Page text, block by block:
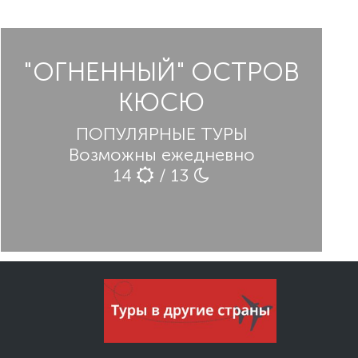
"ОГНЕННЫЙ" ОСТРОВ
КЮСЮ
ПОПУЛЯРНЫЕ ТУРЫ
Возможны ежедневно
14
/ 13